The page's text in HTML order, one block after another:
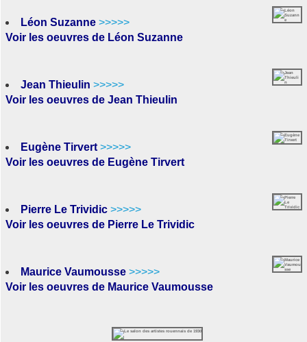
Léon Suzanne >>>>>
Voir les oeuvres de Léon Suzanne
Jean Thieulin >>>>>
Voir les oeuvres de Jean Thieulin
Eugène Tirvert >>>>>
Voir les oeuvres de Eugène Tirvert
Pierre Le Trividic >>>>>
Voir les oeuvres de Pierre Le Trividic
Maurice Vaumousse >>>>>
Voir les oeuvres de Maurice Vaumousse